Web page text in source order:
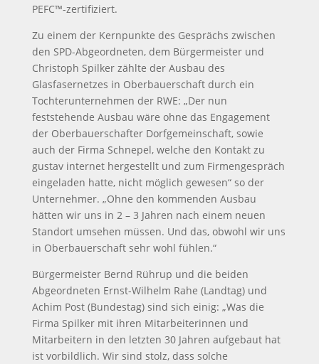
PEFC™-zertifiziert.
Zu einem der Kernpunkte des Gesprächs zwischen
den SPD-Abgeordneten, dem Bürgermeister und
Christoph Spilker zählte der Ausbau des
Glasfasernetzes in Oberbauerschaft durch ein
Tochterunternehmen der RWE: „Der nun
feststehende Ausbau wäre ohne das Engagement
der Oberbauerschafter Dorfgemeinschaft, sowie
auch der Firma Schnepel, welche den Kontakt zu
gustav internet hergestellt und zum Firmengespräch
eingeladen hatte, nicht möglich gewesen“ so der
Unternehmer. „Ohne den kommenden Ausbau
hätten wir uns in 2 – 3 Jahren nach einem neuen
Standort umsehen müssen. Und das, obwohl wir uns
in Oberbauerschaft sehr wohl fühlen.“
Bürgermeister Bernd Rührup und die beiden
Abgeordneten Ernst-Wilhelm Rahe (Landtag) und
Achim Post (Bundestag) sind sich einig: „Was die
Firma Spilker mit ihren Mitarbeiterinnen und
Mitarbeitern in den letzten 30 Jahren aufgebaut hat
ist vorbildlich. Wir sind stolz, dass solche